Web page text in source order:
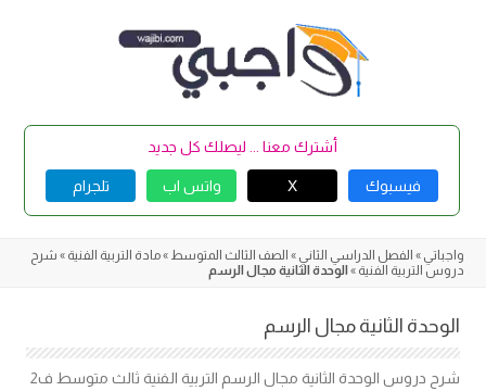
أشترك معنا ... ليصلك كل جديد
فيسبوك X واتس اب تلجرام
واجباتي » الفصل الدراسي الثاني » الصف الثالث المتوسط »مادة التربية الفنية » شرح
دروس التربية الفنية » الوحدة الثانية مجال الرسم
الوحدة الثانية مجال الرسم
شرح دروس الوحدة الثانية مجال الرسم التربية الفنية ثالث متوسط ف2